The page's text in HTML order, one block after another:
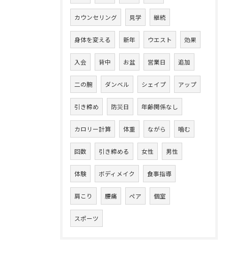
カウンセリング 見学 継続
身体を変える 新年 ウエスト 効果
入会 背中 お盆 営業日 追加
二の腕 ダンベル シェイプ アップ
引き締め 防災日 年齢関係なし
カロリー計算 体重 ながら 噛む
回数 引き締める 女性 男性
体験 ボディメイク 食事指導
肩こり 腰痛 ペア 個室
スポーツ